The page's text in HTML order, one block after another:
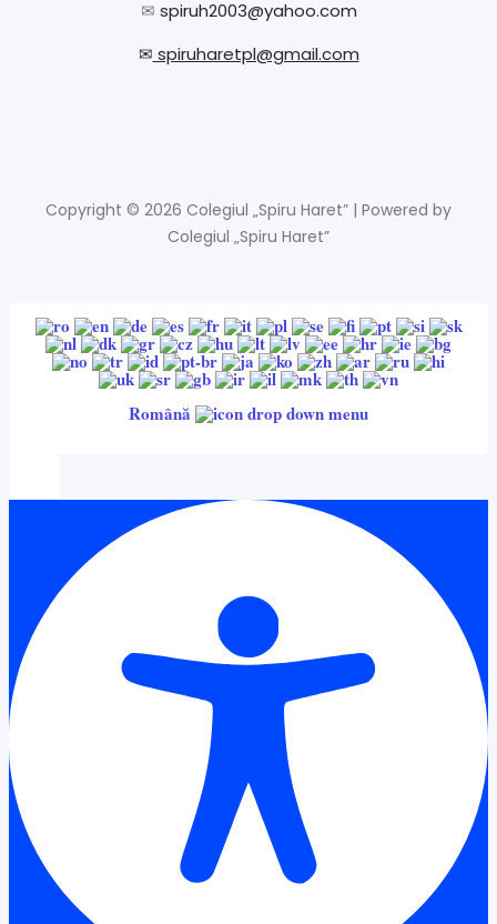
✉ spiruh2003@yahoo.com
✉ spiruharetpl@gmail.com
Copyright © 2026 Colegiul „Spiru Haret” | Powered by
Colegiul „Spiru Haret”
Română